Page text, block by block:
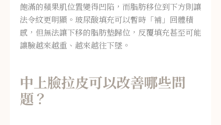
飽滿的蘋果肌位置變得凹陷，而脂肪移位到下方則讓
法令紋更明顯。玻尿酸填充可以暫時「補」回體積
感，但無法讓下移的脂肪墊歸位，反覆填充甚至可能
讓臉越來越重、越來越往下墜。
中上臉拉皮可以改善哪些問
題？